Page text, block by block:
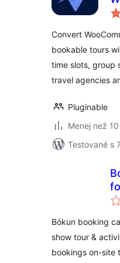
Convert
bookable tours
time slots, group
travel agencies
Pluginable
Menej než
Testované s
Bókun booking
show tour &
bookings on-site